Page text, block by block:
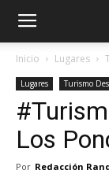
Inicio Lugares
Lugares Turismo
Los
Por Redacción